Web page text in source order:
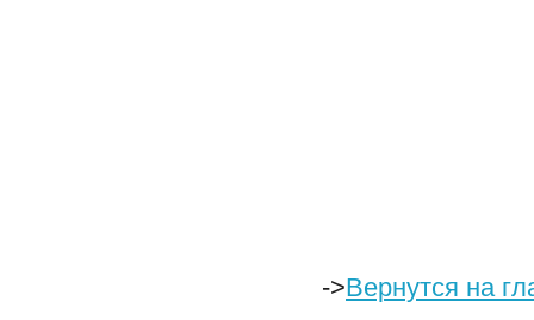
->Вернутся на